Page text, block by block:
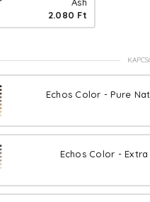
2.080 Ft
Echos Color - Pure
Echos Color -